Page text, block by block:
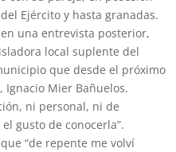
Ejército y hasta granadas.
una entrevista posterior,
local suplente del
que desde el próximo
Mier Bañuelos.
ni personal, ni de
gusto de conocerla”.
“de repente me volví